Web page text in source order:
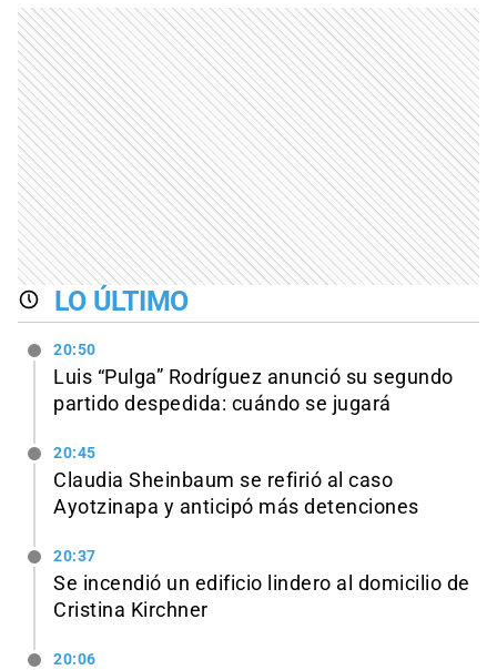
LO ÚLTIMO
20:50
Luis “Pulga” Rodríguez anunció su segundo
partido despedida: cuándo se jugará
20:45
Claudia Sheinbaum se refirió al caso
Ayotzinapa y anticipó más detenciones
20:37
Se incendió un edificio lindero al domicilio de
Cristina Kirchner
20:06